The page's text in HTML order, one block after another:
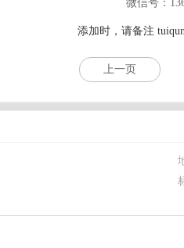
微信号：
添加时，请备注
上一页